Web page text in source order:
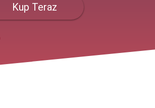
Kup Teraz